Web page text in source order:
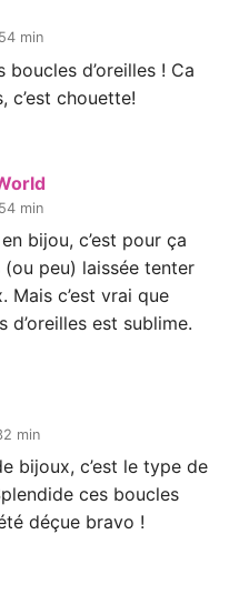
min
boucles d’oreilles ! Ca
c’est chouette!
min
bijou, c’est pour ça
peu) laissée tenter
Mais c’est vrai que
est sublime.
min
bijoux, c’est le type de
ces boucles
déçue bravo !